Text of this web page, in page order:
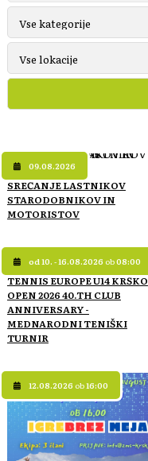
09.08.2026
SREČANJE LASTNIKOV
STARODOBNIKOV IN
MOTORISTOV
od 10. - 16.08.2026 ob08:00
TENNIS EUROPE U14 KRŠKO
OPEN 2026 40.TH CLUB
ANNIVERSARY -
MEDNARODNI TENIŠKI
TURNIR
12.08.2026 ob16:00